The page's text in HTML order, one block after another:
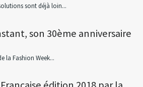
sont déjà loin...
son 30ème anniversaire
la Fashion Week...